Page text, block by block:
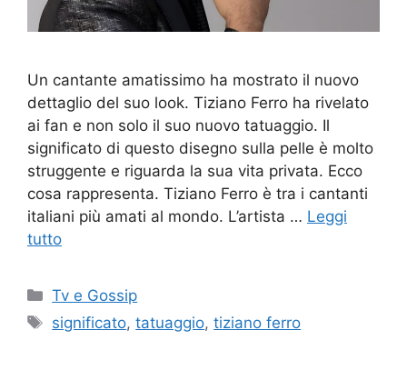
Un cantante amatissimo ha mostrato il nuovo
dettaglio del suo look. Tiziano Ferro ha rivelato
ai fan e non solo il suo nuovo tatuaggio. Il
significato di questo disegno sulla pelle è molto
struggente e riguarda la sua vita privata. Ecco
cosa rappresenta. Tiziano Ferro è tra i cantanti
italiani più amati al mondo. L’artista … Leggi
tutto
Categorie
Tv e Gossip
Tag
significato,tatuaggio,tiziano ferro